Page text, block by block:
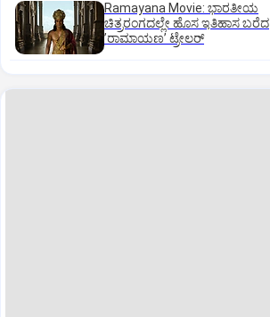
Ramayana Movie: ಭಾರತೀಯ
ಚಿತ್ರರಂಗದಲ್ಲೇ ಹೊಸ ಇತಿಹಾಸ ಬರೆದ
ʼರಾಮಾಯಣʼ ಟ್ರೇಲರ್